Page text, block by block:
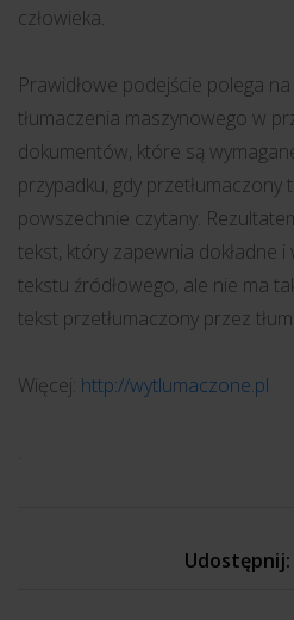
człowieka.
Prawidłowe podejście polega
tłumaczenia maszynowego w
dokumentów, które są
przypadku, gdy przetłumaczony
powszechnie czytany.
tekst, który zapewnia dokładne
tekstu źródłowego, ale nie ma
tekst przetłumaczony przez
Więcej: http://wytlumaczone.pl
.
Udostępnij: